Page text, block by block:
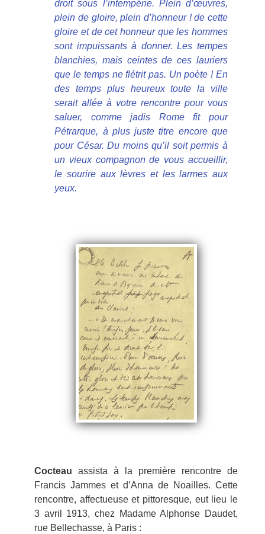
droit sous l’intempérie. Plein d’œuvres,
plein de gloire, plein d’honneur ! de cette
gloire et de cet honneur que les hommes
sont impuissants à donner. Les tempes
blanchies, mais ceintes de ces lauriers
que le temps ne flétrit pas. Un poète ! En
des temps plus heureux toute la ville
serait allée à votre rencontre pour vous
saluer, comme jadis Rome fit pour
Pétrarque, à plus juste titre encore que
pour César. Du moins qu’il soit permis à
un vieux compagnon de vous accueillir,
le sourire aux lèvres et les larmes aux
yeux.
Cocteau assista à la première rencontre de
Francis Jammes et d’Anna de Noailles. Cette
rencontre, affectueuse et pittoresque, eut lieu le
3 avril 1913, chez Madame Alphonse Daudet,
rue Bellechasse, à Paris :